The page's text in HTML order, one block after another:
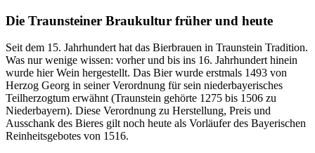
Die Traunsteiner Braukultur früher und heute
Seit dem 15. Jahrhundert hat das Bierbrauen in Traunstein Tradition.
Was nur wenige wissen: vorher und bis ins 16. Jahrhundert hinein
wurde hier Wein hergestellt. Das Bier wurde erstmals 1493 von
Herzog Georg in seiner Verordnung für sein niederbayerisches
Teilherzogtum erwähnt (Traunstein gehörte 1275 bis 1506 zu
Niederbayern). Diese Verordnung zu Herstellung, Preis und
Ausschank des Bieres gilt noch heute als Vorläufer des Bayerischen
Reinheitsgebotes von 1516.